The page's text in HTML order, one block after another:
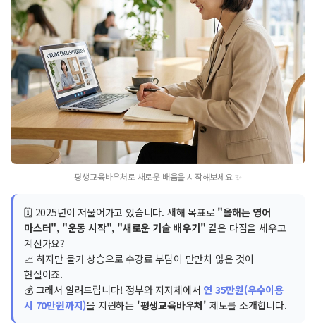
평생교육바우처로 새로운 배움을 시작해보세요 ✨
🗓️ 2025년이 저물어가고 있습니다. 새해 목표로 "올해는 영어
마스터", "운동 시작", "새로운 기술 배우기" 같은 다짐을 세우고
계신가요?
📈 하지만 물가 상승으로 수강료 부담이 만만치 않은 것이
현실이죠.
💰 그래서 알려드립니다! 정부와 지자체에서 연 35만원(우수이용
시 70만원까지)을 지원하는 '평생교육바우처' 제도를 소개합니다.